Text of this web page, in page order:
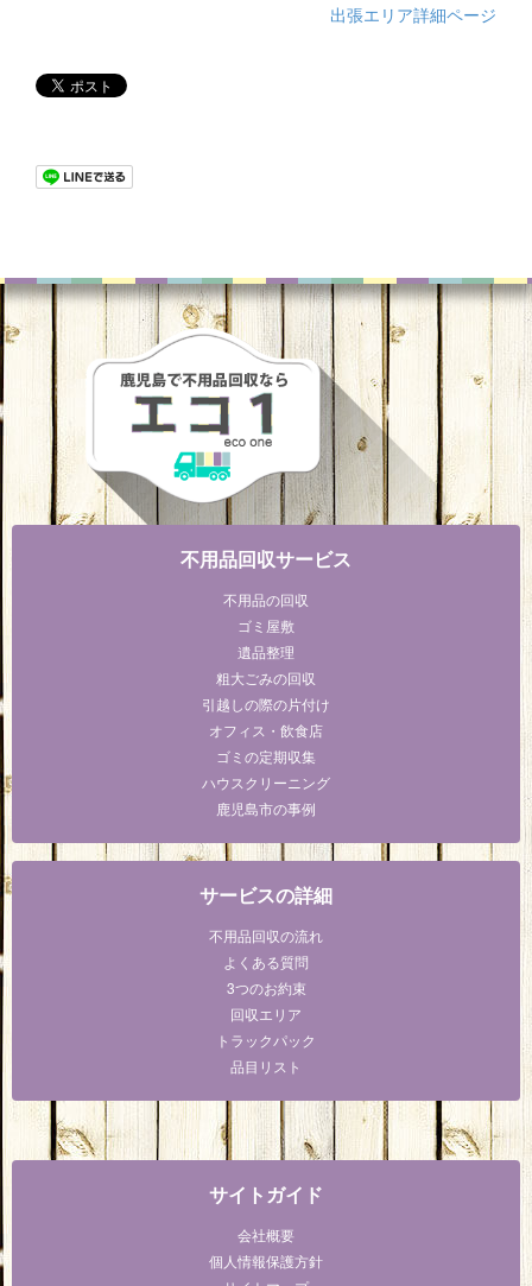
出張エリア詳細ページ
不用品回収サービス
不用品の回収
ゴミ屋敷
遺品整理
粗大ごみの回収
引越しの際の片付け
オフィス・飲食店
ゴミの定期収集
ハウスクリーニング
鹿児島市の事例
サービスの詳細
不用品回収の流れ
よくある質問
3つのお約束
回収エリア
トラックパック
品目リスト
サイトガイド
会社概要
個人情報保護方針